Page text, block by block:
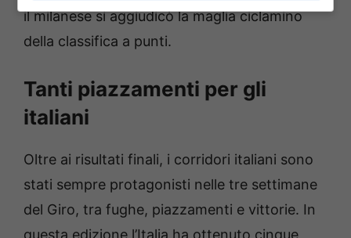
il milanese si aggiudicò la maglia ciclamino
della classifica a punti.
Tanti piazzamenti per gli
italiani
Oltre ai risultati finali, i corridori italiani sono
stati sempre protagonisti nelle tre settimane
del Giro, tra fughe, piazzamenti e vittorie. In
questa edizione l’Italia ha ottenuto cinque